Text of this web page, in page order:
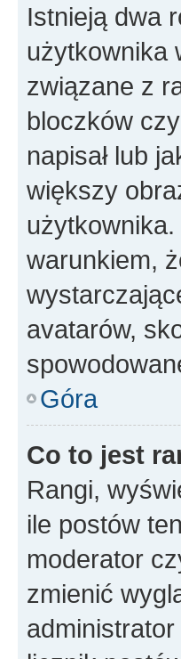
Istnieją dwa
użytkownika
związane z
bloczków
napisał lub
większy
warunkiem,
avatarów,
Góra
Co to jest
Rangi,
ile postów
moderator
zmienić